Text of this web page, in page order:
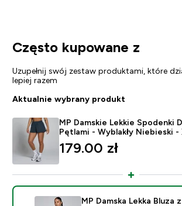
Często kupowane z
Uzupełnij swój zestaw produktami, które
lepiej razem
Aktualnie wybrany produkt
MP Damskie Lekkie Spodenki
Pętlami - Wyblakły Niebieski -
179.00 zł‎
MP Damska Lekka Bluza